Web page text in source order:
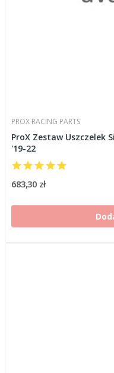
PROX RACING PARTS
ProX Zestaw Uszczelek
'19-22
683,30 zł